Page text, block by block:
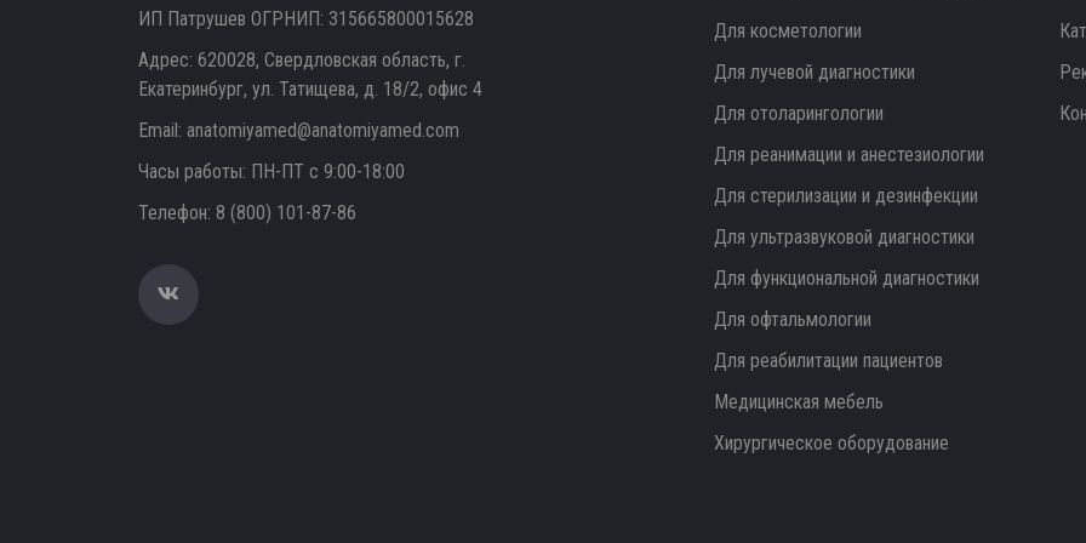
ИП Патрушев ОГРНИП: 315665800015628
Адрес: 620028, Свердловская область, г.
Екатеринбург, ул. Татищева, д. 18/2, офис 4
Email: anatomiyamed@anatomiyamed.com
Часы работы: ПН-ПТ с 9:00-18:00
Телефон: 8 (800) 101-87-86
Для косметологии
Для лучевой диагностики
Для отоларингологии
Для реанимации и анестезиологии
Для стерилизации и дезинфекции
Для ультразвуковой диагностики
Для функциональной диагностики
Для офтальмологии
Для реабилитации пациентов
Медицинская мебель
Хирургическое оборудование